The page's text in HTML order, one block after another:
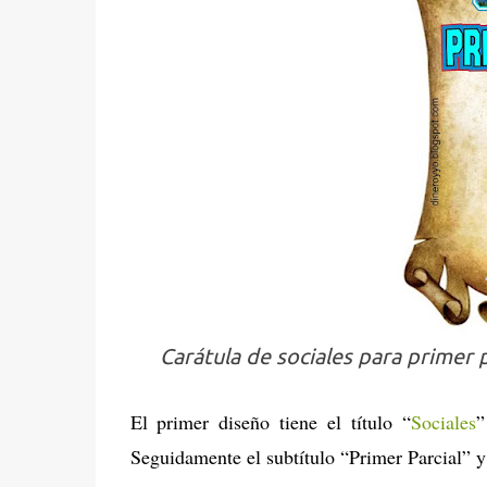
Carátula de sociales para
El primer diseño tiene el título “Sociales
Seguidamente el subtítulo “Primer Parcial”